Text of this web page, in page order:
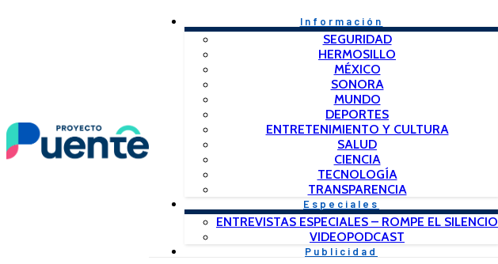
Información
SEGURIDAD
HERMOSILLO
MÉXICO
SONORA
MUNDO
DEPORTES
ENTRETENIMIENTO Y CULTURA
SALUD
CIENCIA
TECNOLOGÍA
TRANSPARENCIA
Especiales
ENTREVISTAS ESPECIALES – ROMPE EL SILENCIO
VIDEOPODCAST
Publicidad